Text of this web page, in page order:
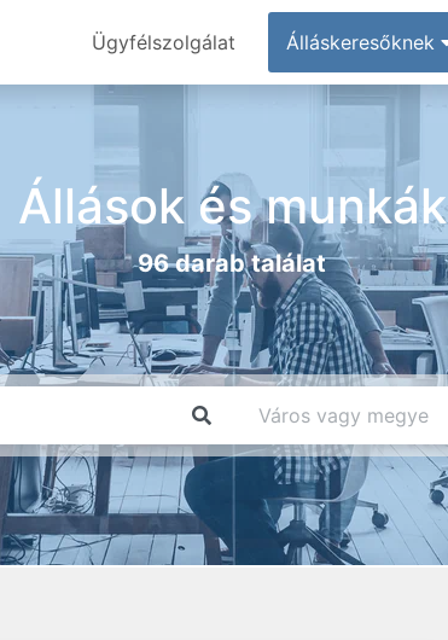
Ügyfélszolgálat Álláskeresőknek
Állások és munkák
96 darab találat